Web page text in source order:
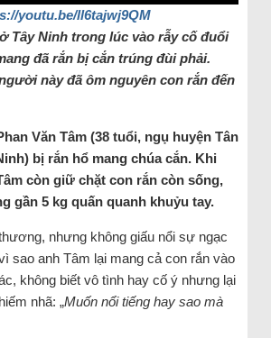
youtu.be/ll6tajwj9QM
Tây Ninh trong lúc vào rẫy cố đuổi
đã rắn bị cắn trúng đùi phải.
này đã ôm nguyên con rắn đến
Văn Tâm (38 tuổi, ngụ huyện Tân
bị rắn hổ mang chúa cắn. Khi
còn giữ chặt con rắn còn sống,
gần 5 kg quấn quanh khuỷu tay.
nhưng không giấu nổi sự ngạc
sao anh Tâm lại mang cả con rắn vào
không biết vô tình hay cố ý nhưng lại
nhã: „Muốn nổi tiếng hay sao mà